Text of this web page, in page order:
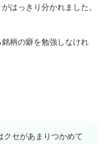
はっきり分かれました。
柄の癖を勉強しなけれ
クセがあまりつかめて